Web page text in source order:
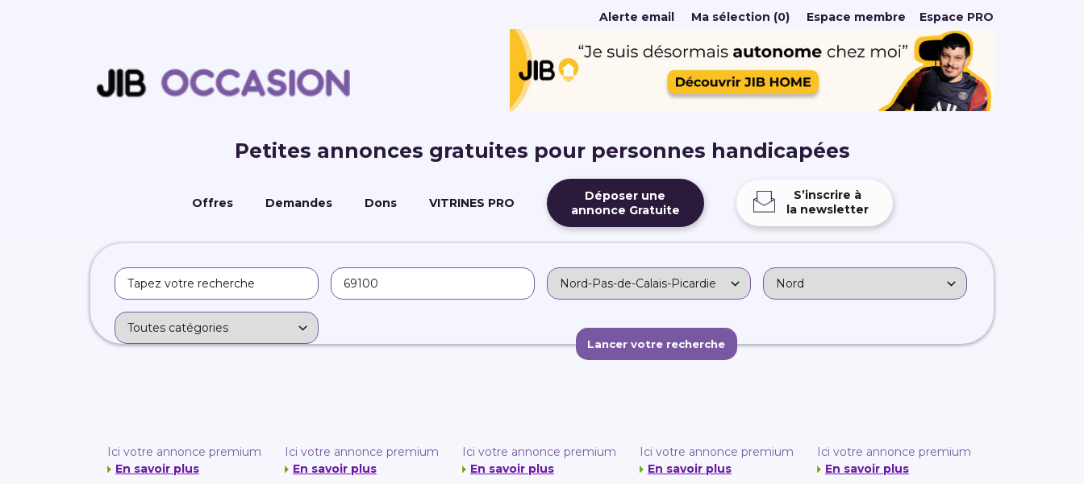
Alerte email Ma sélection (0) Espace membre Espace PRO
Petites annonces gratuites pour personnes handicapées
Offres Demandes Dons VITRINES PRO
Déposer une
annonce Gratuite
S’inscrire à
la newsletter
Ici votre annonce premium
En savoir plus
Ici votre annonce premium
En savoir plus
Ici votre annonce premium
En savoir plus
Ici votre annonce premium
En savoir plus
Ici votre annonce premium
En savoir plus